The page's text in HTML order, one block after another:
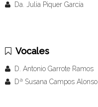
Da. Julia Piquer García
Vocales
D. Antonio Garrote Ramos
Dª Susana Campos Alonso